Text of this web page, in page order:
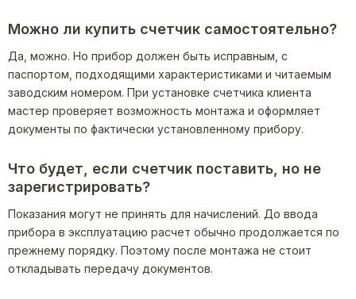
Можно ли купить счетчик самостоятельно?
Да, можно. Но прибор должен быть исправным, с
паспортом, подходящими характеристиками и читаемым
заводским номером. При установке счетчика клиента
мастер проверяет возможность монтажа и оформляет
документы по фактически установленному прибору.
Что будет, если счетчик поставить, но не
зарегистрировать?
Показания могут не принять для начислений. До ввода
прибора в эксплуатацию расчет обычно продолжается по
прежнему порядку. Поэтому после монтажа не стоит
откладывать передачу документов.